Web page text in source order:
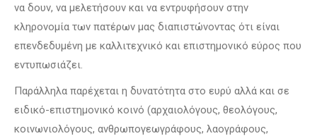
να δουν, να μελετήσουν και να εντρυφήσουν στην
κληρονομία των πατέρων μας διαπιστώνοντας ότι είναι
επενδεδυμένη με καλλιτεχνικό και επιστημονικό εύρος που
εντυπωσιάζει.
Παράλληλα παρέχεται η δυνατότητα στο ευρύ αλλά και σε
ειδικό-επιστημονικό κοινό (αρχαιολόγους, θεολόγους,
κοινωνιολόγους, ανθρωπογεωγράφους, λαογράφους,